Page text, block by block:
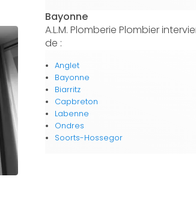
Bayonne
A.L.M. Plomberie Plombier
de :
Anglet
Bayonne
Biarritz
Capbreton
Labenne
Ondres
Soorts-Hossegor